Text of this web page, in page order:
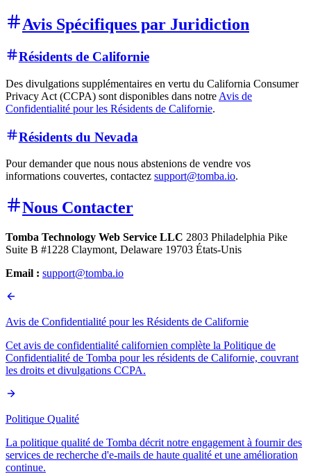
Avis Spécifiques par Juridiction
Résidents de Californie
Des divulgations supplémentaires en vertu du California Consumer
Privacy Act (CCPA) sont disponibles dans notre Avis de
Confidentialité pour les Résidents de Californie.
Résidents du Nevada
Pour demander que nous nous abstenions de vendre vos
informations couvertes, contactez support@tomba.io.
Nous Contacter
Tomba Technology Web Service LLC 2803 Philadelphia Pike
Suite B #1228 Claymont, Delaware 19703 États-Unis
Email : support@tomba.io
Avis de Confidentialité pour les Résidents de Californie
Cet avis de confidentialité californien complète la Politique de
Confidentialité de Tomba pour les résidents de Californie, couvrant
les droits et divulgations CCPA.
Politique Qualité
La politique qualité de Tomba décrit notre engagement à fournir des
services de recherche d'e-mails de haute qualité et une amélioration
continue.